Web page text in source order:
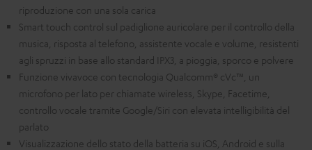
riproduzione con una sola carica
Smart touch control sul padiglione auricolare per il controllo della
musica, risposta al telefono, assistente vocale e volume, resistenti
agli spruzzi in base allo standard IPX3, a pioggia, sporco e polvere
Funzione vivavoce con tecnologia Qualcomm® cVc™, un
microfono per lato per chiamate wireless, Skype, Facetime,
controllo vocale tramite Google/Siri con elevata intelligibilità del
parlato
Visualizzazione dello stato della batteria su iOS, Android e sulla